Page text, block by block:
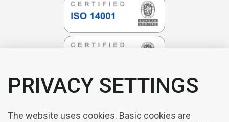
PRIVACY SETTINGS
The website uses cookies. Basic cookies are